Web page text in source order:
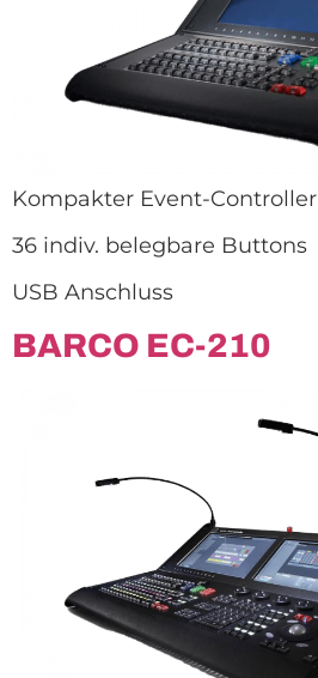
Kompakter Event-Controller
36 indiv. belegbare Buttons
USB Anschluss
BARCO EC-210